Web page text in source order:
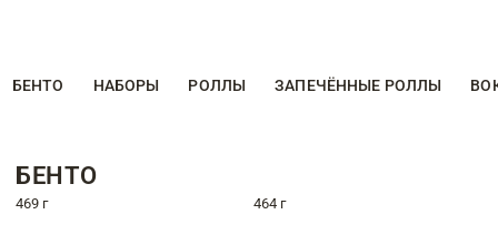
БЕНТО НАБОРЫ РОЛЛЫ ЗАПЕЧЁННЫЕ РОЛЛЫ
БЕНТО
469 г 464 г